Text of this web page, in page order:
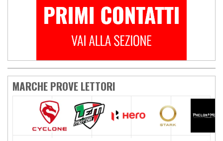
MARCHE PROVE LETTORI